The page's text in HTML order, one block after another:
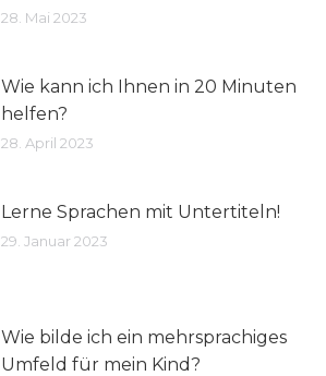
28. Mai 2023
Wie kann ich Ihnen in 20 Minuten
helfen?
28. April 2023
Lerne Sprachen mit Untertiteln!
29. Januar 2023
Wie bilde ich ein mehrsprachiges
Umfeld für mein Kind?